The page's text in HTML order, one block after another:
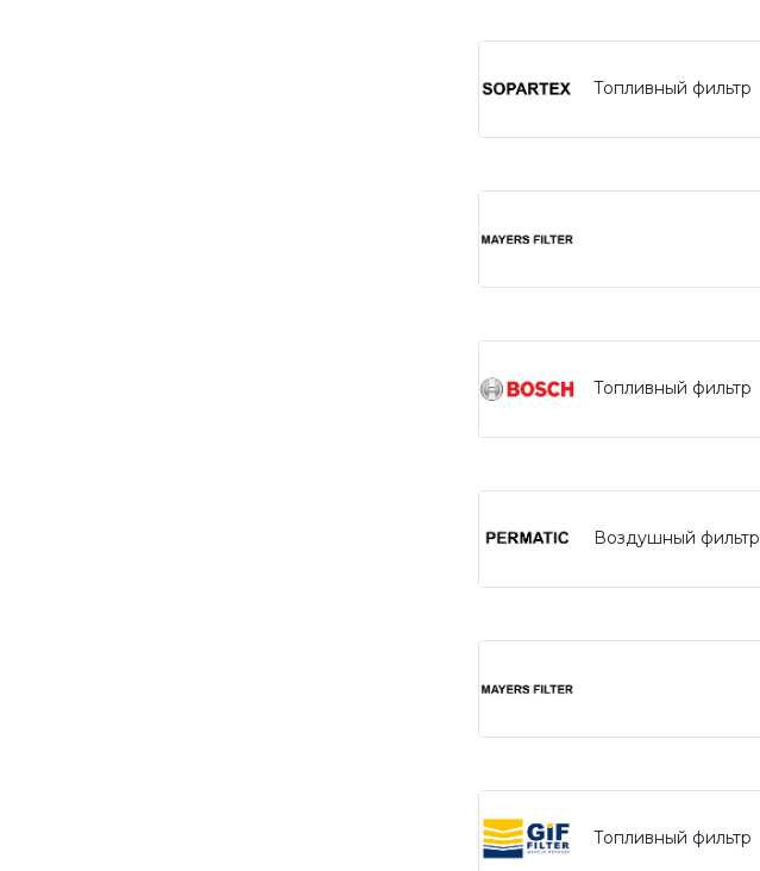
Топливный фильтр
Топливный фильтр
Воздушный фильтр
Топливный фильтр